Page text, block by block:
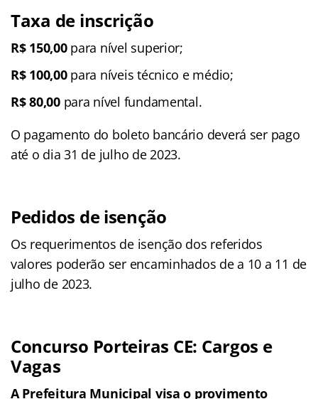
Taxa de inscrição
R$ 150,00para nível superior;
R$ 100,00para níveis técnico e médio;
R$ 80,00para nível fundamental.
O pagamento do boleto bancário deverá ser pago
até o dia 31 de julho de 2023.
Pedidos de isenção
Os requerimentos de isenção dos referidos
valores poderão ser encaminhados de a 10 a 11 de
julho de 2023.
Concurso Porteiras CE: Cargos e
Vagas
A Prefeitura Municipal visa o provimento